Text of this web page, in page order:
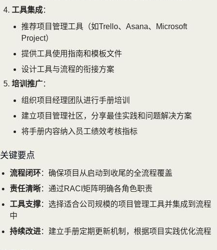
工具集成：
推荐项目管理工具（如Trello、Asana、Microsoft
Project）
提供工具使用指南和模板文件
设计工具与流程的衔接方案
培训推广：
组织项目经理团队进行手册培训
建立项目管理社区，分享最佳实践和问题解决方案
将手册内容纳入员工绩效考核指标
关键要点
流程闭环：确保项目从启动到收尾的全流程覆盖
责任清晰：通过RACI矩阵明确各角色职责
工具支撑：选择适合公司规模的项目管理工具并集成到流程
中
持续改进：建立手册定期更新机制，根据项目实践优化流程